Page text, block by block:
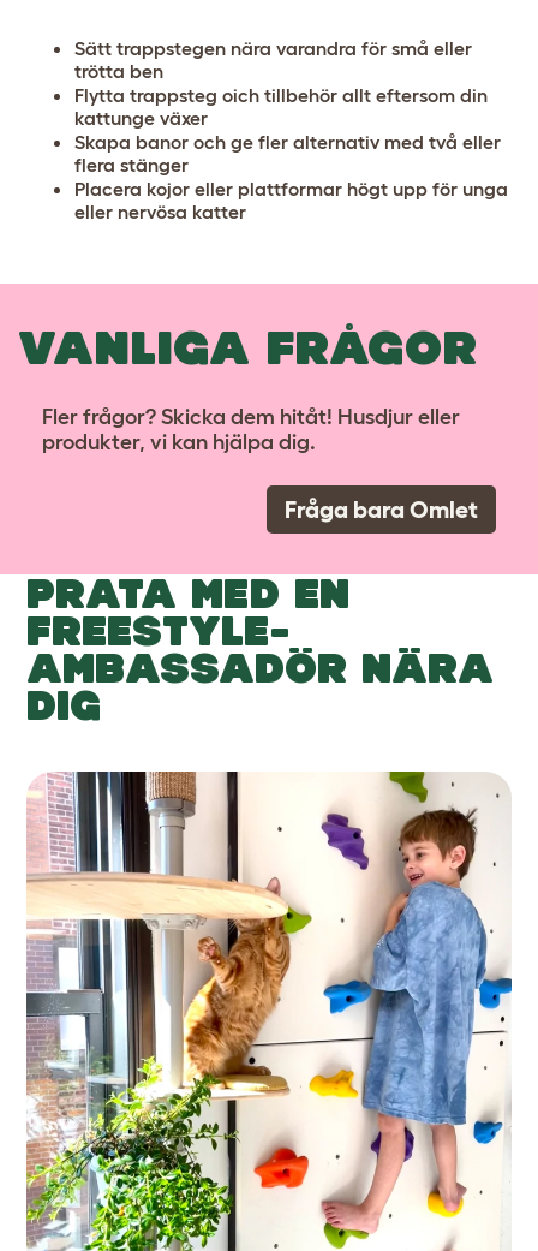
Sätt trappstegen nära varandra för små eller
trötta ben
Flytta trappsteg oich tillbehör allt eftersom din
kattunge växer
Skapa banor och ge fler alternativ med två eller
flera stänger
Placera kojor eller plattformar högt upp för unga
eller nervösa katter
VANLIGA FRÅGOR
Fler frågor? Skicka dem hitåt! Husdjur eller
produkter, vi kan hjälpa dig.
Fråga bara Omlet
PRATA MED EN
FREESTYLE-
AMBASSADÖR NÄRA
DIG